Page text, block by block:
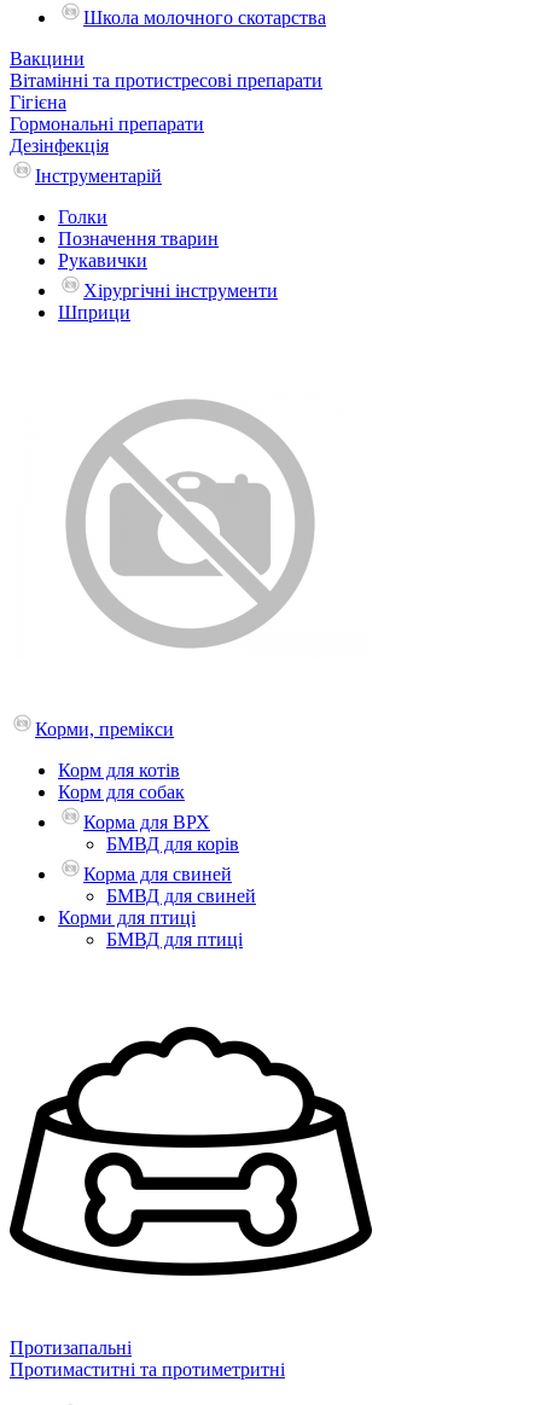
Школа молочного скотарства
Вакцини
Вітамінні та протистресові препарати
Гігієна
Гормональні препарати
Дезінфекція
Інструментарій
Голки
Позначення тварин
Рукавички
Хірургічні інструменти
Шприци
Корми, премікси
Корм для котів
Корм для собак
Корма для ВРХ
БМВД для корів
Корма для свиней
БМВД для свиней
Корми для птиці
БМВД для птиці
Протизапальні
Протимаститні та протиметритні